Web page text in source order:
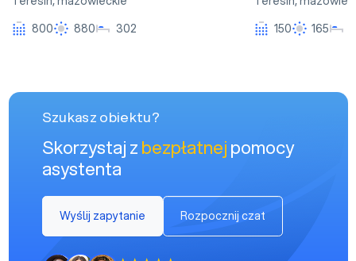
800
880 302
150
165
Szukasz obiektu?
Skorzystaj zbezpłatnejpomocy
asystenta
Wyślij zapytanie Rozpocznij czat